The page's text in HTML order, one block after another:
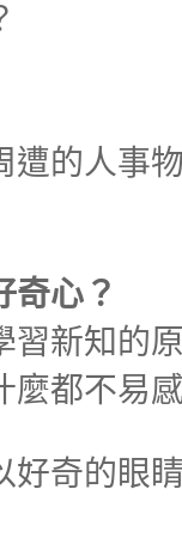
遭的人事
心？
習新知的
麼都不易
好奇的眼